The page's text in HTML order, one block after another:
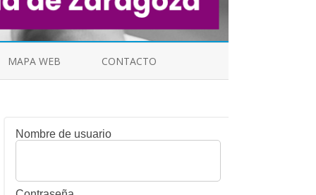
MAPA WEB CONTACTO
Nombre de usuario